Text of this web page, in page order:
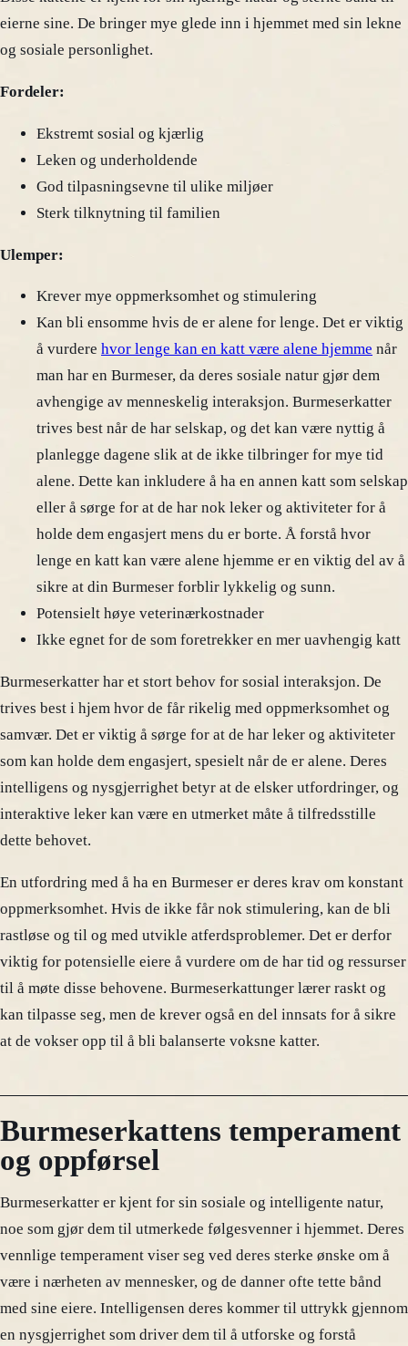
eierne sine. De bringer mye glede inn i hjemmet med sin lekne
og sosiale personlighet.
Fordeler:
Ekstremt sosial og kjærlig
Leken og underholdende
God tilpasningsevne til ulike miljøer
Sterk tilknytning til familien
Ulemper:
Krever mye oppmerksomhet og stimulering
Kan bli ensomme hvis de er alene for lenge. Det er viktig
å vurdere hvor lenge kan en katt være alene hjemme når
man har en Burmeser, da deres sosiale natur gjør dem
avhengige av menneskelig interaksjon. Burmeserkatter
trives best når de har selskap, og det kan være nyttig å
planlegge dagene slik at de ikke tilbringer for mye tid
alene. Dette kan inkludere å ha en annen katt som selskap
eller å sørge for at de har nok leker og aktiviteter for å
holde dem engasjert mens du er borte. Å forstå hvor
lenge en katt kan være alene hjemme er en viktig del av å
sikre at din Burmeser forblir lykkelig og sunn.
Potensielt høye veterinærkostnader
Ikke egnet for de som foretrekker en mer uavhengig katt
Burmeserkatter har et stort behov for sosial interaksjon. De
trives best i hjem hvor de får rikelig med oppmerksomhet og
samvær. Det er viktig å sørge for at de har leker og aktiviteter
som kan holde dem engasjert, spesielt når de er alene. Deres
intelligens og nysgjerrighet betyr at de elsker utfordringer, og
interaktive leker kan være en utmerket måte å tilfredsstille
dette behovet.
En utfordring med å ha en Burmeser er deres krav om konstant
oppmerksomhet. Hvis de ikke får nok stimulering, kan de bli
rastløse og til og med utvikle atferdsproblemer. Det er derfor
viktig for potensielle eiere å vurdere om de har tid og ressurser
til å møte disse behovene. Burmeserkattunger lærer raskt og
kan tilpasse seg, men de krever også en del innsats for å sikre
at de vokser opp til å bli balanserte voksne katter.
Burmeserkattens temperament
og oppførsel
Burmeserkatter er kjent for sin sosiale og intelligente natur,
noe som gjør dem til utmerkede følgesvenner i hjemmet. Deres
vennlige temperament viser seg ved deres sterke ønske om å
være i nærheten av mennesker, og de danner ofte tette bånd
med sine eiere. Intelligensen deres kommer til uttrykk gjennom
en nysgjerrighet som driver dem til å utforske og forstå